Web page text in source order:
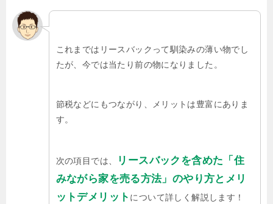
これまではリースバックって馴染みの薄い物でし
たが、今では当たり前の物になりました。
節税などにもつながり、メリットは豊富にありま
す。
次の項目では、
リースバックを含めた「住
みながら家を売る方法」のやり方とメリ
ットデメリット について詳しく解説します！